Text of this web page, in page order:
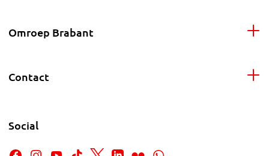
Omroep Brabant
Contact
Social